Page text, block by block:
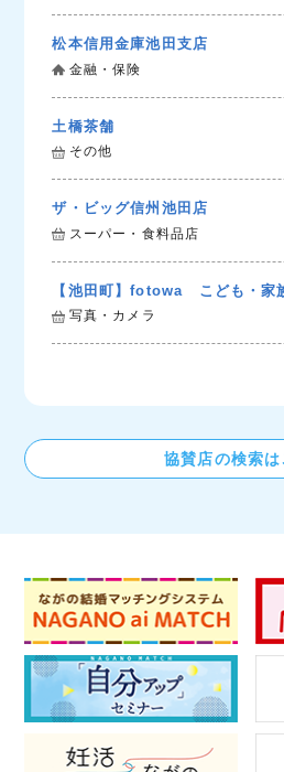
松本信用金庫池田支店
金融・保険
土橋茶舗
その他
ザ・ビッグ信州池田店
スーパー・食料品店
【池田町】fotowa こども・家
写真・カメラ
協賛店の検索は